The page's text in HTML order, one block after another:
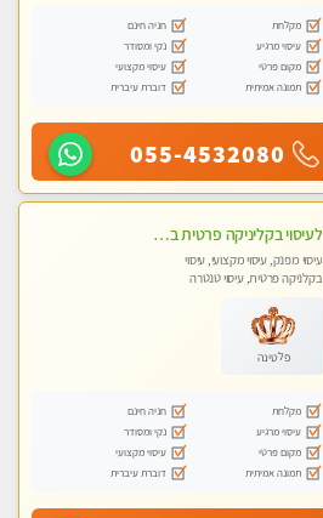
מקלחת
חניה חינם
עיסוי מרגיע
נקי ומסודר
מקום פרטי
עיסוי מקצועי
תמונה אמיתית
דוברת עיברית
055-4532080
לעיסוי בקליניקה פרטית באשדוד מעסה איכותית מקצועית כל סוגי העיסוי עיסוי איכותי ומפנק.ללא מין !!
עיסוי מפנק, עיסוי מקצועי, עיסוי
בקלניקה פרטית, עיסוי טנטרה
פלטינה
מקלחת
חניה חינם
עיסוי מרגיע
נקי ומסודר
מקום פרטי
עיסוי מקצועי
תמונה אמיתית
דוברת עיברית